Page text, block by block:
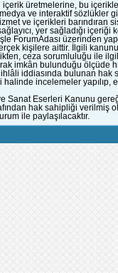
içerik üretmelerine, bu
ve interaktif sözlükler
ve içerikleri barındıran
yer sağladığı
ForumAdası üzerinden
kişilere aittir. İlgili
ceza sorumluluğu ile
imkân bulunduğu ölçüde
iddiasında bulunan hak
incelemeler yapılıp,
Sanat Eserleri Kanunu
hak sahipliği
ile paylaşılacaktır.